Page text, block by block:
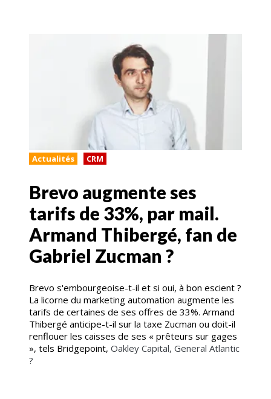
Actualités CRM
Brevo augmente ses
tarifs de 33%, par mail.
Armand Thibergé, fan de
Gabriel Zucman ?
Brevo s'embourgeoise-t-il et si oui, à bon escient ?
La licorne du marketing automation augmente les
tarifs de certaines de ses offres de 33%. Armand
Thibergé anticipe-t-il sur la taxe Zucman ou doit-il
renflouer les caisses de ses « prêteurs sur gages
», tels Bridgepoint, Oakley Capital, General Atlantic
?